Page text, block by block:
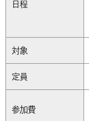
日程
対象
定員
参加費